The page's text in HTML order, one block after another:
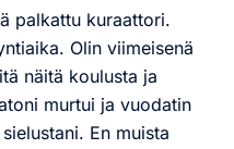
palkattu kuraattori.
Olin viimeisenä
näitä koulusta ja
murtui ja vuodatin
En muista